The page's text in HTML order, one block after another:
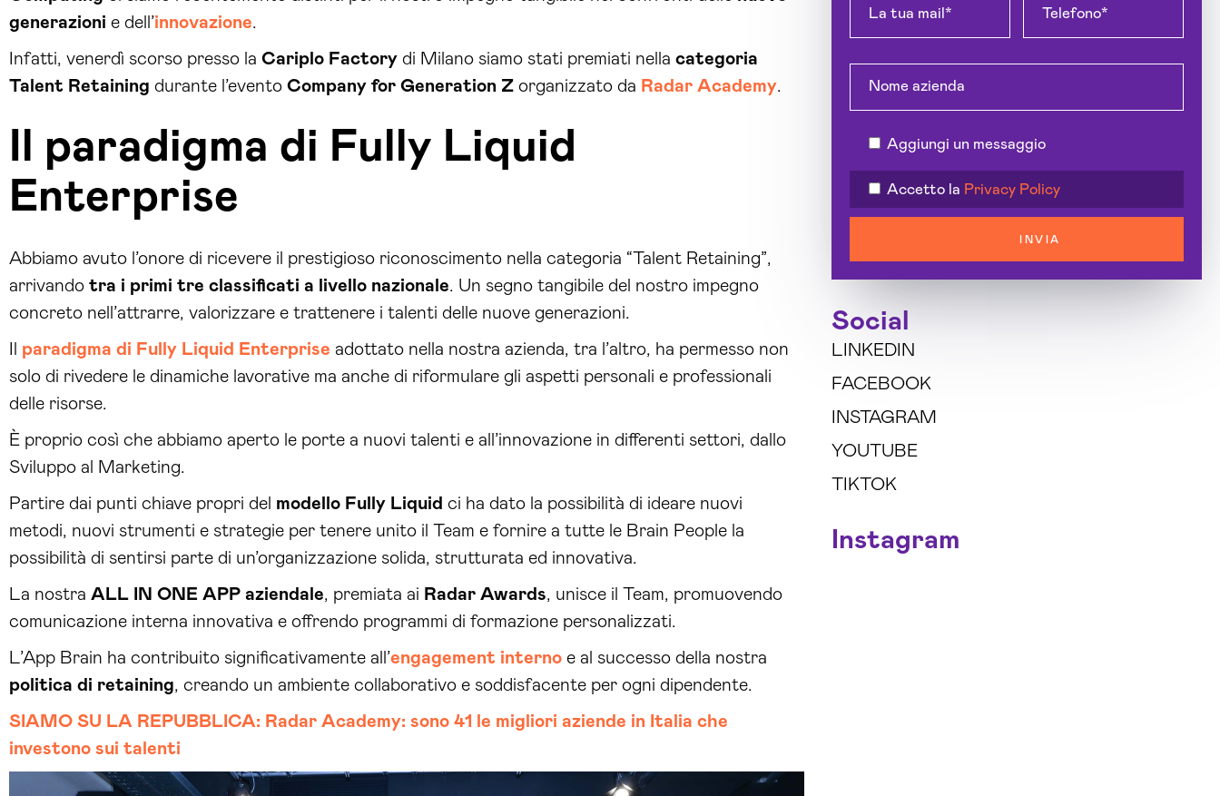
generazioni e dell’innovazione.
Infatti, venerdì scorso presso la Cariplo Factory di Milano siamo stati premiati nella categoria
Talent Retaining durante l’evento Company for Generation Z organizzato da Radar Academy.
Il paradigma di Fully Liquid
Enterprise
Abbiamo avuto l’onore di ricevere il prestigioso riconoscimento nella categoria “Talent Retaining”,
arrivando tra i primi tre classificati a livello nazionale. Un segno tangibile del nostro impegno
concreto nell’attrarre, valorizzare e trattenere i talenti delle nuove generazioni.
paradigma di Fully Liquid Enterprise adottato nella nostra azienda, tra l’altro, ha permesso non
solo di rivedere le dinamiche lavorative ma anche di riformulare gli aspetti personali e professionali
delle risorse.
È proprio così che abbiamo aperto le porte a nuovi talenti e all’innovazione in differenti settori, dallo
Sviluppo al Marketing.
Partire dai punti chiave propri del modello Fully Liquid ci ha dato la possibilità di ideare nuovi
metodi, nuovi strumenti e strategie per tenere unito il Team e fornire a tutte le Brain People la
possibilità di sentirsi parte di un’organizzazione solida, strutturata ed innovativa.
La nostra ALL IN ONE APP aziendale, premiata ai Radar Awards, unisce il Team, promuovendo
comunicazione interna innovativa e offrendo programmi di formazione personalizzati.
L’App Brain ha contribuito significativamente all’engagement interno e al successo della nostra
politica di retaining, creando un ambiente collaborativo e soddisfacente per ogni dipendente.
SIAMO SU LA REPUBBLICA: Radar Academy: sono 41 le migliori aziende in Italia che
investono sui talenti
Aggiungi un messaggio
Accetto la Privacy Policy
INVIA
Social
LINKEDIN
FACEBOOK
INSTAGRAM
YOUTUBE
TIKTOK
Instagram